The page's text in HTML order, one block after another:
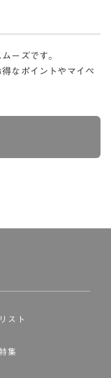
ーズです。
なポイントやマイペ
スト
集